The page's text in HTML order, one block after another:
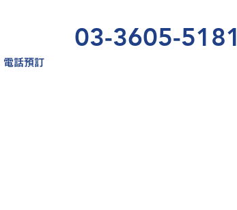
03-3605-5181
​電話預訂